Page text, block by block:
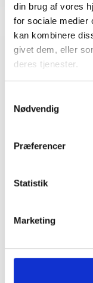
din brug af vores
for sociale medier
kan kombinere
givet dem, eller
deres tjenester.
Nødvendig
Præferencer
Statistik
Marketing
Relateret indhold